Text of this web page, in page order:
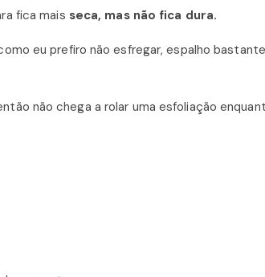
fica mais seca, mas não fica dura.
eu prefiro não esfregar, espalho
não chega a rolar uma esfoliação